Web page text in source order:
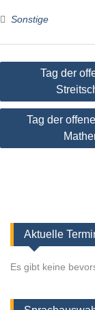
Sonstige
Tag der
Tag der
Aktuelle
Es gibt keine